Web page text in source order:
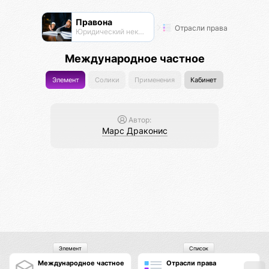
Правона
Юридический нексус Отрасли права
Международное частное
Элемент Солики Применения Кабинет
Автор:
Марс Драконис
Международное частное
Элемент
Отрасли права
Список